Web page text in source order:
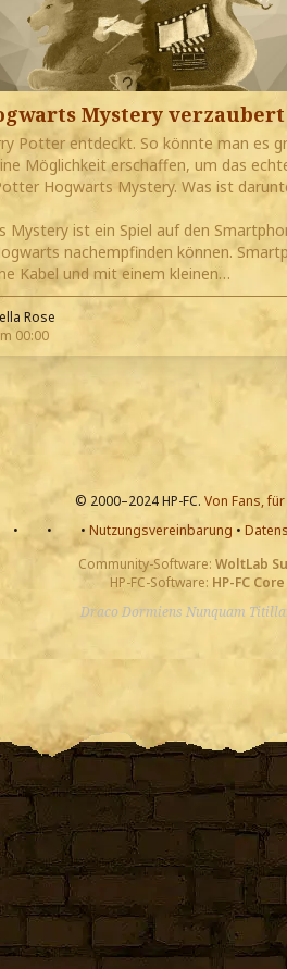
Mystery
Potter entdeckt. So könnte man es
Möglichkeit erschaffen, um das
Hogwarts Mystery. Was ist
Mystery ist ein Spiel auf den
nachempfinden können.
Kabel und mit einem kleinen…
Rose
00:00
© 2000–2024 HP-FC. Von Fans,
•
• • Nutzungsvereinbarung •
Community-Software: WoltLab
HP-FC-Software: HP-FC Core
Draco Dormiens Nunquam